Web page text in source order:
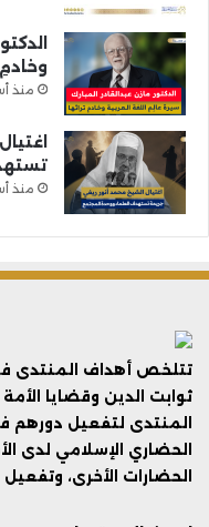
وخادمِ
منذ
منذ
تتلخص أهداف المنتدى
ثوابت الدين وقضايا
المنتدى لتفعيل دورهم
الحضاري الإسلامي لدى
الحضارات الأخرى،